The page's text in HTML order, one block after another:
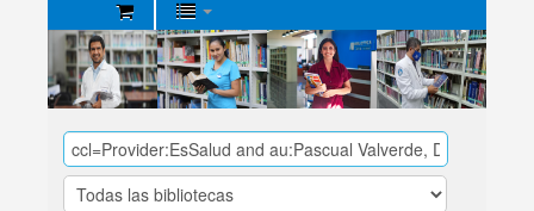
Biblioteca
Central
EsSalud